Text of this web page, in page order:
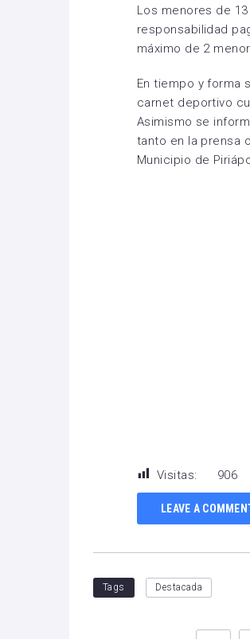
Los menores de
responsabilidad
máximo de 2
En tiempo y forma
carnet deportivo
Asimismo se
tanto en la prensa
Municipio de
Visitas: 906
LEAVE A
Tags Destacada